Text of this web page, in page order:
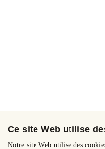
Ce site Web utilise
Notre site Web utilise des